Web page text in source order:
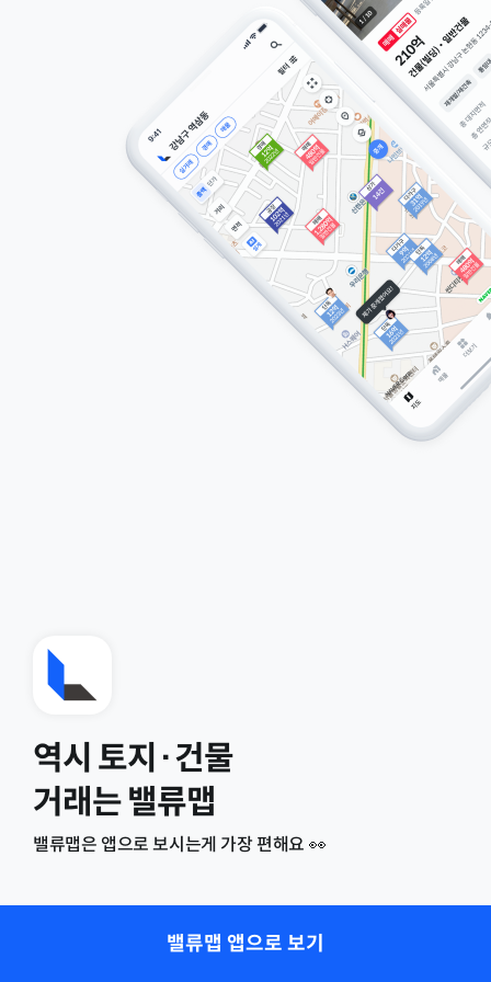
역시 토지·건물
거래는 밸류맵
밸류맵은 앱으로 보시는게 가장 편해요 👀
밸류맵 앱으로 보기